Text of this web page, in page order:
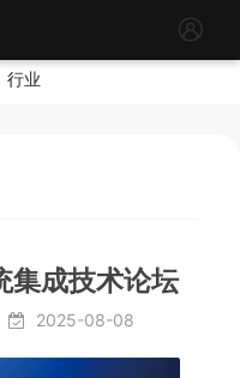
行业
集成技术论坛
2025-08-08